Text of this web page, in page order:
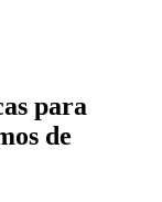
para
de